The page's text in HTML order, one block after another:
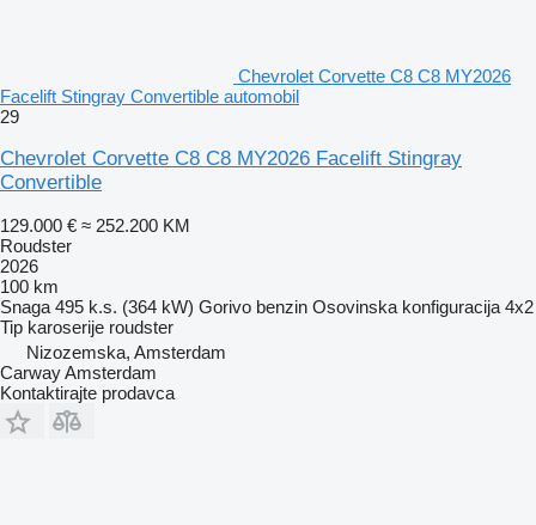
Chevrolet Corvette C8 C8 MY2026
Facelift Stingray Convertible automobil
29
Chevrolet Corvette C8 C8 MY2026 Facelift Stingray
Convertible
129.000 € ≈ 252.200 KM
Roudster
2026
100 km
Snaga 495 k.s. (364 kW) Gorivo benzin Osovinska konfiguracija 4x2
Tip karoserije roudster
Nizozemska, Amsterdam
Carway Amsterdam
Kontaktirajte prodavca